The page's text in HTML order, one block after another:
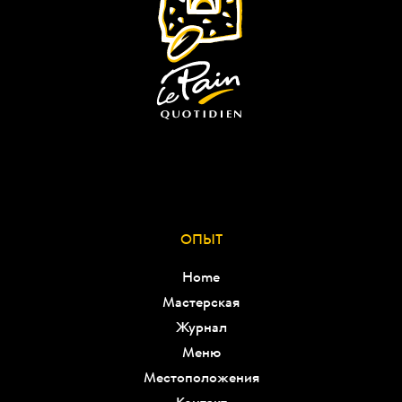
ОПЫТ
Home
Мастерская
Журнал
Меню
Местоположения